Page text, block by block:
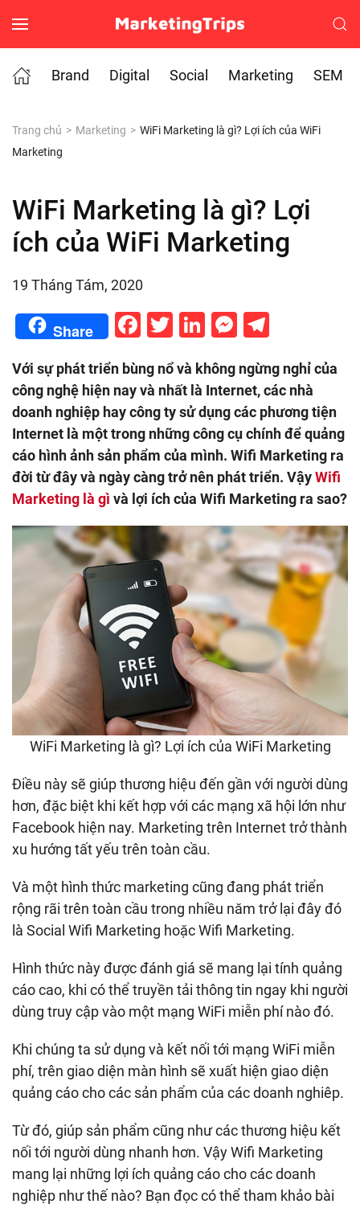
Skip to main content
Brand
Digital Social Marketing SEM
Trang chủ Marketing
WiFi Marketing là gì? Lợi ích của WiFi
Marketing
WiFi Marketing là gì? Lợi
ích của WiFi Marketing
19 Tháng Tám, 2020
Share Facebook
Twitter
LinkedIn
Với sự phát triển bùng nổ và không ngừng nghỉ của
công nghệ hiện nay và nhất là Internet, các nhà
doanh nghiệp hay công ty sử dụng các phương tiện
Internet là một trong những công cụ chính để quảng
cáo hình ảnh sản phẩm của mình. Wifi Marketing ra
đời từ đây và ngày càng trở nên phát triển. VậyWifi
Marketing là gì và lợi ích của Wifi Marketing ra sao?
WiFi Marketing là gì? Lợi ích của WiFi Marketing
Điều này sẽ giúp thương hiệu đến gần với người dùng
hơn, đặc biệt khi kết hợp với các mạng xã hội lớn như
Facebook hiện nay. Marketing trên Internet trở thành
xu hướng tất yếu trên toàn cầu.
Và một hình thức marketing cũng đang phát triển
rộng rãi trên toàn cầu trong nhiều năm trở lại đây đó
là Social Wifi Marketing hoặc Wifi Marketing.
Hình thức này được đánh giá sẽ mang lại tính quảng
cáo cao, khi có thể truyền tải thông tin ngay khi người
dùng truy cập vào một mạng WiFi miễn phí nào đó.
Khi chúng ta sử dụng và kết nối tới mạng WiFi miễn
phí, trên giao diện màn hình sẽ xuất hiện giao diện
quảng cáo cho các sản phẩm của các doanh nghiêp.
Từ đó, giúp sản phẩm cũng như các thương hiệu kết
nối tới người dùng nhanh hơn. Vậy Wifi Marketing
mang lại những lợi ích quảng cáo cho các doanh
nghiệp như thế nào? Bạn đọc có thể tham khảo bài